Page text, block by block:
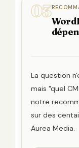
03
La question
mais "quel
notre
sur des
Aurea Media.